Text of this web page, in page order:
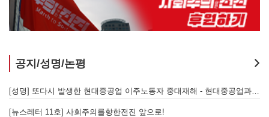
공지/성명/논평
[성명] 기업 범죄 방패막이 사법부, 변하지 않는 체제의 실체 - 아리셀 참사 주범 박순관 4년 선고에 부쳐